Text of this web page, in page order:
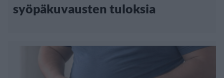
syöpäkuvausten tuloksia